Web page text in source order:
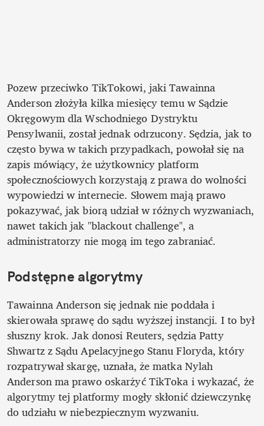
Pozew przeciwko TikTokowi, jaki Tawainna
Anderson złożyła kilka miesięcy temu w Sądzie
Okręgowym dla Wschodniego Dystryktu
Pensylwanii, został jednak odrzucony. Sędzia, jak to
często bywa w takich przypadkach, powołał się na
zapis mówiący, że użytkownicy platform
społecznościowych korzystają z prawa do wolności
wypowiedzi w internecie. Słowem mają prawo
pokazywać, jak biorą udział w różnych wyzwaniach,
nawet takich jak "blackout challenge", a
administratorzy nie mogą im tego zabraniać.
Podstępne algorytmy
Tawainna Anderson się jednak nie poddała i
skierowała sprawę do sądu wyższej instancji. I to był
słuszny krok. Jak donosi Reuters, sędzia Patty
Shwartz z Sądu Apelacyjnego Stanu Floryda, który
rozpatrywał skargę, uznała, że matka Nylah
Anderson ma prawo oskarżyć TikToka i wykazać, że
algorytmy tej platformy mogły skłonić dziewczynkę
do udziału w niebezpiecznym wyzwaniu.